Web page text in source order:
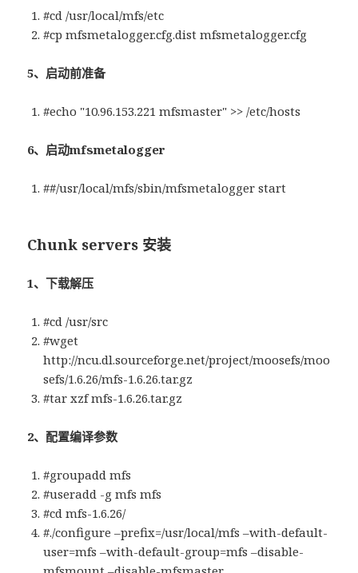
#cd /usr/local/mfs/etc
#cp mfsmetalogger.cfg.dist mfsmetalogger.cfg
5、启动前准备
#echo "10.96.153.221 mfsmaster" >> /etc/hosts
6、启动mfsmetalogger
##/usr/local/mfs/sbin/mfsmetalogger start
Chunk servers 安装
1、下载解压
#cd /usr/src
#wget
http://ncu.dl.sourceforge.net/project/moosefs/moo
sefs/1.6.26/mfs-1.6.26.tar.gz
#tar xzf mfs-1.6.26.tar.gz
2、配置编译参数
#groupadd mfs
#useradd -g mfs mfs
#cd mfs-1.6.26/
#./configure –prefix=/usr/local/mfs –with-default-
user=mfs –with-default-group=mfs –disable-